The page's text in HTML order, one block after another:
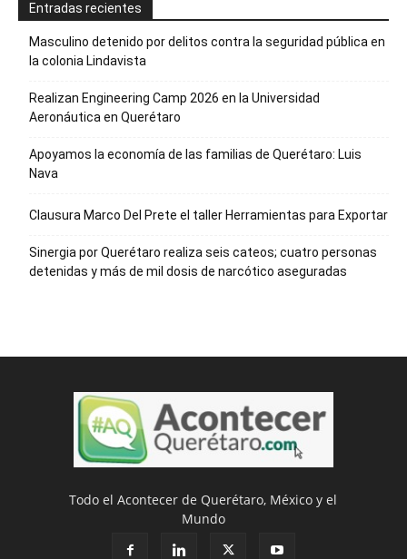
Entradas recientes
Masculino detenido por delitos contra la seguridad pública en
la colonia Lindavista
Realizan Engineering Camp 2026 en la Universidad
Aeronáutica en Querétaro
Apoyamos la economía de las familias de Querétaro: Luis
Nava
Clausura Marco Del Prete el taller Herramientas para Exportar
Sinergia por Querétaro realiza seis cateos; cuatro personas
detenidas y más de mil dosis de narcótico aseguradas
Todo el Acontecer de Querétaro, México y el
Mundo